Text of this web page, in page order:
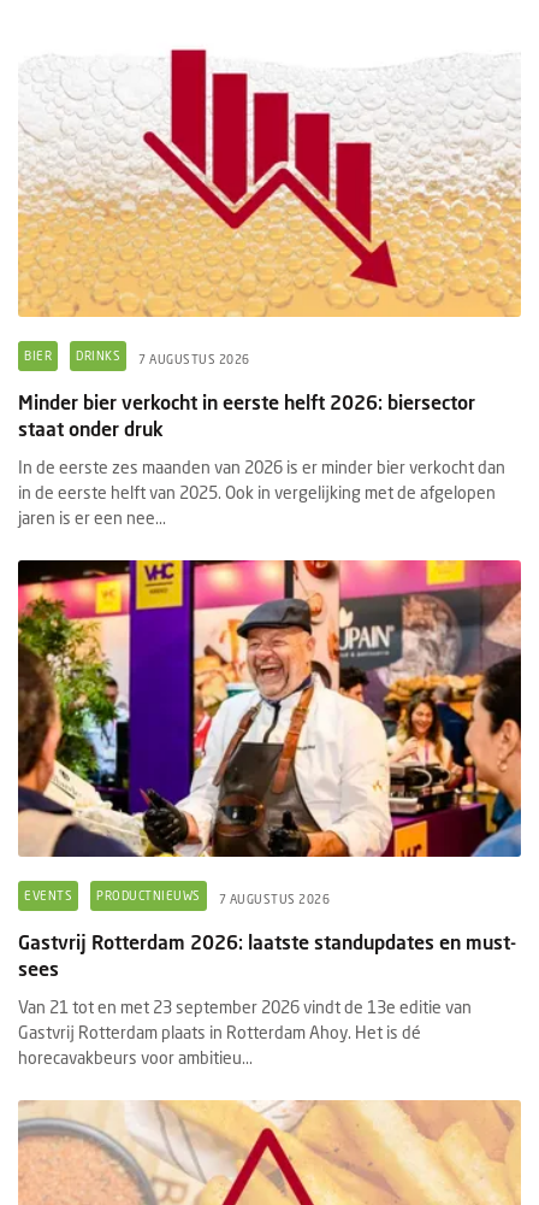
BIER DRINKS 7 AUGUSTUS 2026
Minder bier verkocht in eerste helft 2026: biersector
staat onder druk
In de eerste zes maanden van 2026 is er minder bier verkocht dan
in de eerste helft van 2025. Ook in vergelijking met de afgelopen
jaren is er een nee...
EVENTS PRODUCTNIEUWS 7 AUGUSTUS 2026
Gastvrij Rotterdam 2026: laatste standupdates en must-
sees
Van 21 tot en met 23 september 2026 vindt de 13e editie van
Gastvrij Rotterdam plaats in Rotterdam Ahoy. Het is dé
horecavakbeurs voor ambitieu...